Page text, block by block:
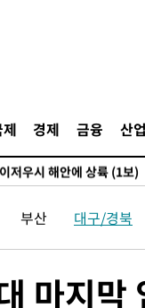
경제 금융 산업
맨시티 상대로 비공식 데
강인, 맨시티 상대로 비공
상암벌 들썩'…"세계적인
강인, 맨시티전 선발 대신 '
산 김민석 46.01%로 승
표…강원·경북 김민석, 대
권리당원 투표 정청래
부산 대구/경북
마지